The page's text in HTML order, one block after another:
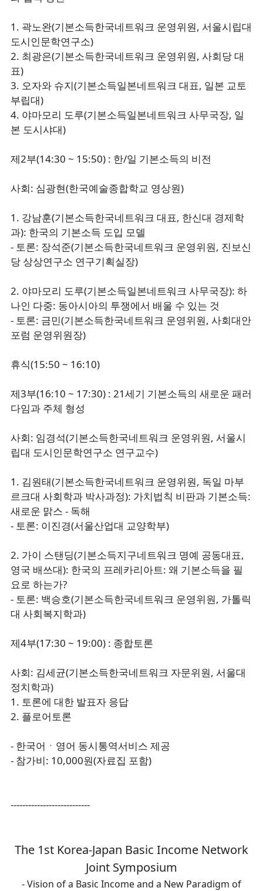
1. 곽노완(기본소득한국네트워크 운영위원, 서울시립대
도시인문학연구소)
2. 최광은(기본소득한국네트워크 운영위원, 사회당 대
표)
3. 오자와 슈지(기본소득일본네트워크 대표, 일본 교토
부립대)
4. 야마모리 도루(기본소득일본네트워크 사무국장, 일
본 도시샤대)
제2부(14:30 ~ 15:50) : 한/일 기본소득의 비전
사회: 심광현(한국예술종합학교 영상원)
1. 강남훈(기본소득한국네트워크 대표, 한신대 경제학
과): 한국의 기본소득 도입 모델
- 토론: 장석준(기본소득한국네트워크 운영위원, 진보신
당 상상연구소 연구기획실장)
2. 야마모리 도루(기본소득일본네트워크 사무국장): 하
나인 다중: 동아시아의 투쟁에서 배울 수 있는 것
- 토론: 금민(기본소득한국네트워크 운영위원, 사회대안
포럼 운영위원장)
휴식(15:50 ~ 16:10)
제3부(16:10 ~ 17:30) : 21세기 기본소득의 새로운 패러
다임과 주체 형성
사회: 임경석(기본소득한국네트워크 운영위원, 서울시
립대 도시인문학연구소 연구교수)
1. 김원태(기본소득한국네트워크 운영위원, 독일 마부
르크대 사회학과 박사과정): 가치법칙 비판과 기본소득:
새로운 맑스 - 독해
- 토론: 이진경(서울산업대 교양학부)
2. 가이 스탠딩(기본소득지구네트워크 명예 공동대표,
영국 배쓰대): 한국의 프레카리아트: 왜 기본소득을 필
요로 하는가?
- 토론: 백승호(기본소득한국네트워크 운영위원, 가톨릭
대 사회복지학과)
제4부(17:30 ~ 19:00) : 종합토론
사회: 김세균(기본소득한국네트워크 자문위원, 서울대
정치학과)
1. 토론에 대한 발표자 응답
2. 플로어토론
- 한국어ㆍ영어 동시통역서비스 제공
- 참가비: 10,000원(자료집 포함)
---------------------------
The 1st Korea-Japan Basic Income Network
Joint Symposium
- Vision of a Basic Income and a New Paradigm of